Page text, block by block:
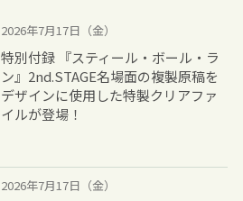
2026年7月17日（金）
特別付録 『スティール・ボール・ラ
ン』2nd.STAGE名場面の複製原稿を
デザインに使用した特製クリアファ
イルが登場！
2026年7月17日（金）